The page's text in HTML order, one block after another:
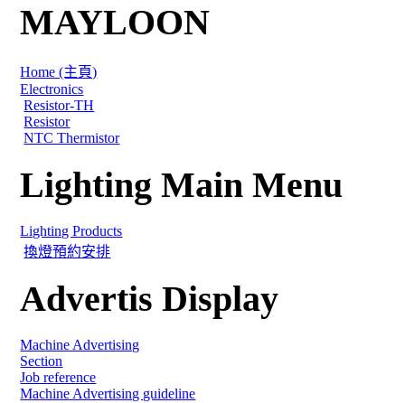
MAYLOON
Home (主頁)
Electronics
Resistor-TH
Resistor
NTC Thermistor
Lighting Main Menu
Lighting Products
換燈預約安排
Advertis Display
Machine Advertising
Section
Job reference
Machine Advertising guideline